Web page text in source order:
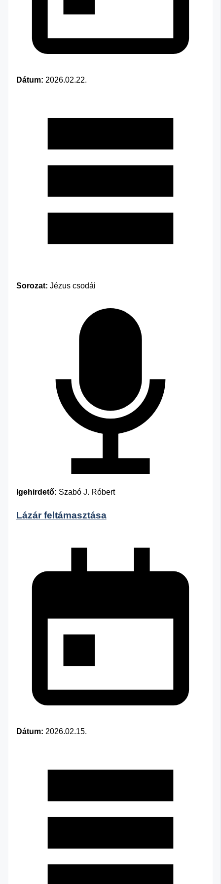
Dátum: 2026.02.22.
Sorozat: Jézus csodái
Igehirdető: Szabó J. Róbert
Lázár feltámasztása
Dátum: 2026.02.15.